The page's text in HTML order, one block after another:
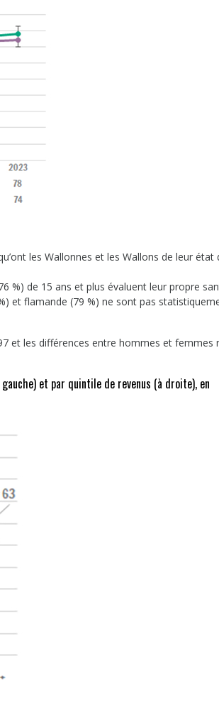
les Wallonnes et les Wallons de leur état
%) de 15 ans et plus évaluent leur propre
et flamande (79 %) ne sont pas
et les différences entre hommes et femmes
et par quintile de revenus (à droite), en